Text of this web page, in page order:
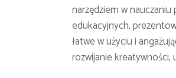
narzędziem w
edukacyjnych,
łatwe w użyciu i
rozwijanie kreatywności,